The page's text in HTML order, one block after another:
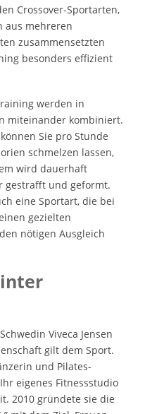
Crossover-Sportarten,
aus mehreren
zusammensetzten
besonders effizient
werden in
miteinander kombiniert.
Sie pro Stunde
schmelzen lassen,
wird dauerhaft
gestrafft und geformt.
eine Sportart, die bei
gezielten
nötigen Ausgleich
Viveca Jensen
gilt dem Sport.
und Pilates-
eigenes Fitnessstudio
2010 gründete sie die